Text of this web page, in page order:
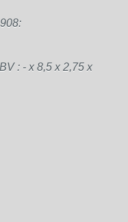
: - x 8,5 x 2,75 x